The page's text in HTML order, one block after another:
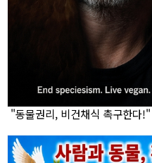
"동물권리, 비건채식 촉구한다!"